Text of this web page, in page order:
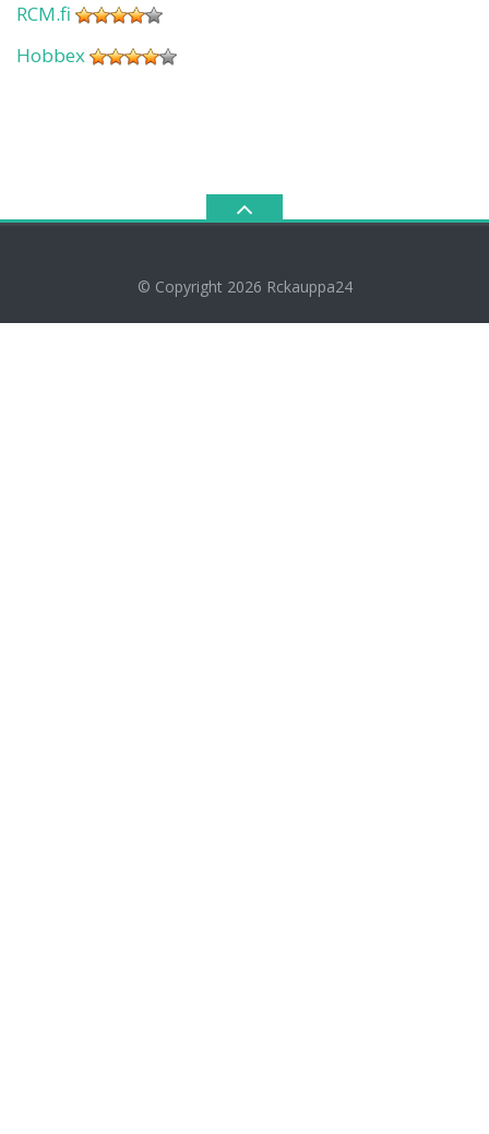
RCM.fi
Hobbex
© Copyright 2026 Rckauppa24